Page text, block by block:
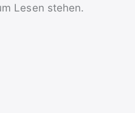
Lesen stehen.